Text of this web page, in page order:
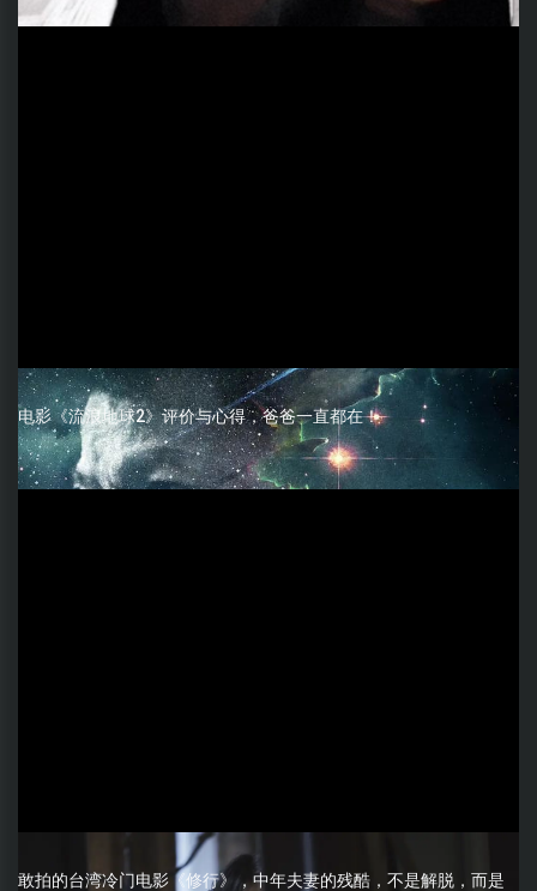
电影《流浪地球2》评价与心得，爸爸一直都在！
敢拍的台湾冷门电影《修行》，中年夫妻的残酷，不是解脱，而是